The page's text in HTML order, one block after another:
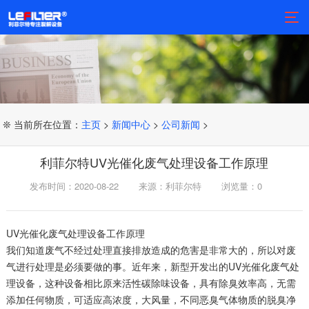
❊ 当前所在位置： 主页 > 新闻中心 >公司新闻 >
利菲尔特UV光催化废气处理设备工作原理
发布时间：2020-08-22 来源：利菲尔特 浏览量： 0
UV光催化废气处理设备工作原理
我们知道废气不经过处理直接排放造成的危害是非常大的，所以对废
气进行处理是必须要做的事。近年来，新型开发出的UV光催化废气处
理设备，这种设备相比原来活性碳除味设备，具有除臭效率高，无需
添加任何物质，可适应高浓度，大风量，不同恶臭气体物质的脱臭净